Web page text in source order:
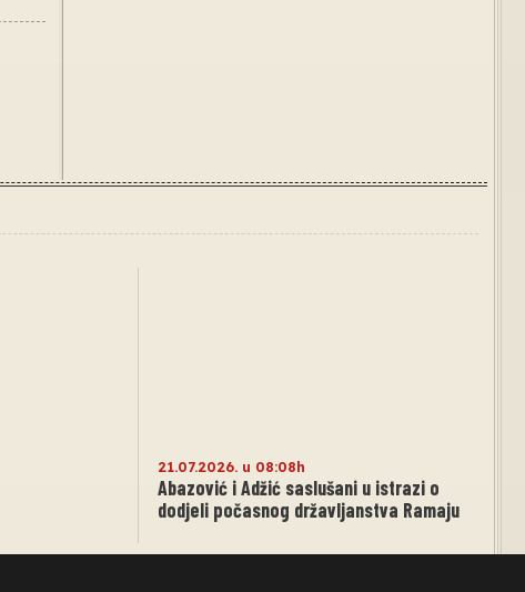
21.07.2026. u 08:08h
Abazović i Adžić saslušani u istrazi o
dodjeli počasnog državljanstva Ramaju